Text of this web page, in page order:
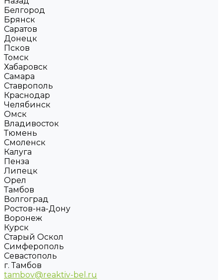
Белгород
Брянск
Саратов
Донецк
Псков
Томск
Хабаровск
Самара
Ставрополь
Краснодар
Челябинск
Омск
Владивосток
Тюмень
Смоленск
Калуга
Пенза
Липецк
Орел
Тамбов
Волгоград
Ростов-на-Дону
Воронеж
Курск
Старый Оскол
Симферополь
Севастополь
г. Тамбов
tambov@reaktiv-bel.ru